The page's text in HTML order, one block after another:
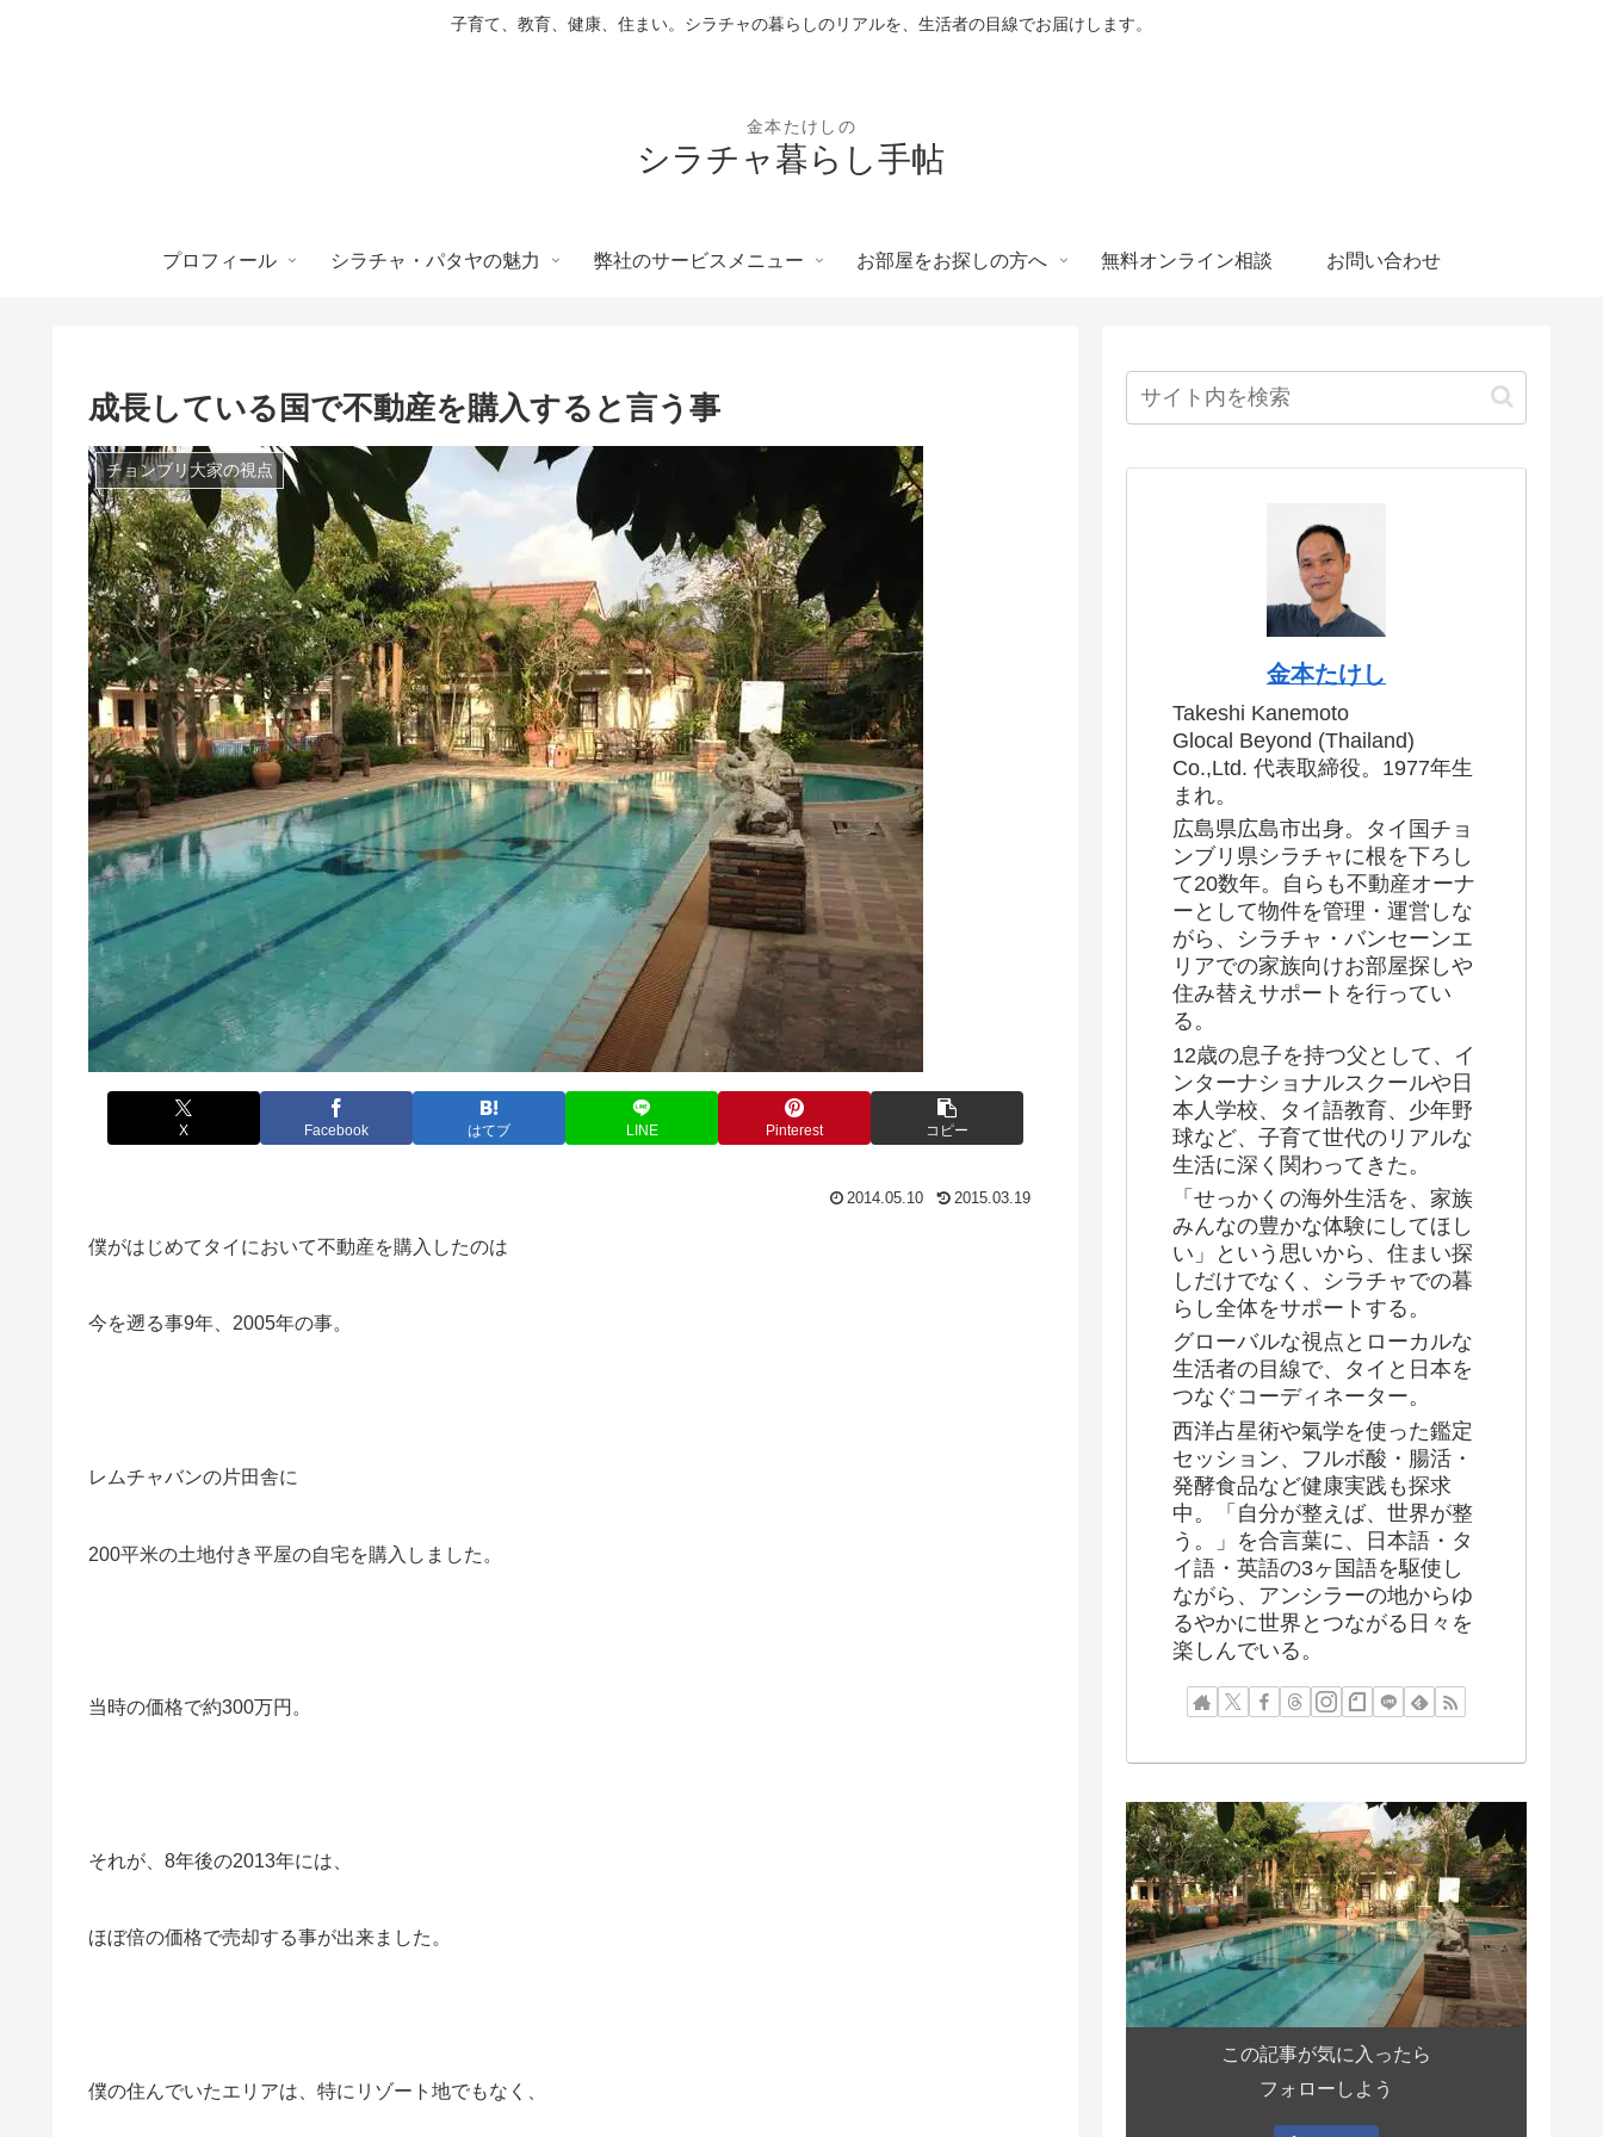
子育て、教育、健康、住まい。シラチャの暮らしのリアルを、生活者の目線でお届けします。
シラチャ暮らし手帖
プロフィール シラチャ・パタヤの魅力 弊社のサービスメニュー お部屋をお探しの方へ 無料オンライン相談 お問い合わせ
成長している国で不動産を購入すると言う事
チョンブリ大家の視点
X Facebook はてブ LINE Pinterest コピー
2014.05.10 2015.03.19
僕がはじめてタイにおいて不動産を購入したのは
今を遡る事9年、2005年の事。
レムチャバンの片田舎に
200平米の土地付き平屋の自宅を購入しました。
当時の価格で約300万円。
それが、8年後の2013年には、
ほぼ倍の価格で売却する事が出来ました。
僕の住んでいたエリアは、特にリゾート地でもなく、
金本たけし
Takeshi Kanemoto
Glocal Beyond (Thailand)
Co.,Ltd. 代表取締役。1977年生
まれ。
広島県広島市出身。タイ国チョ
ンブリ県シラチャに根を下ろし
て20数年。自らも不動産オーナ
ーとして物件を管理・運営しな
がら、シラチャ・バンセーンエ
リアでの家族向けお部屋探しや
住み替えサポートを行ってい
る。
12歳の息子を持つ父として、イ
ンターナショナルスクールや日
本人学校、タイ語教育、少年野
球など、子育て世代のリアルな
生活に深く関わってきた。
「せっかくの海外生活を、家族
みんなの豊かな体験にしてほし
い」という思いから、住まい探
しだけでなく、シラチャでの暮
らし全体をサポートする。
グローバルな視点とローカルな
生活者の目線で、タイと日本を
つなぐコーディネーター。
西洋占星術や氣学を使った鑑定
セッション、フルボ酸・腸活・
発酵食品など健康実践も探求
中。「自分が整えば、世界が整
う。」を合言葉に、日本語・タ
イ語・英語の3ヶ国語を駆使し
ながら、アンシラーの地からゆ
るやかに世界とつながる日々を
楽しんでいる。
この記事が気に入ったら
フォローしよう